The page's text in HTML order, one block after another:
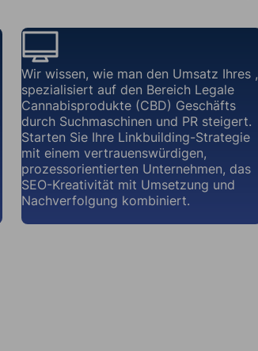
Wir wissen, wie man den Umsatz Ihres ,
spezialisiert auf den Bereich Legale
Cannabisprodukte (CBD) Geschäfts
durch Suchmaschinen und PR steigert.
Starten Sie Ihre Linkbuilding-Strategie
mit einem vertrauenswürdigen,
prozessorientierten Unternehmen, das
SEO-Kreativität mit Umsetzung und
Nachverfolgung kombiniert.